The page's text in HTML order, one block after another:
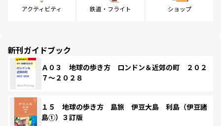
アクティビティ 鉄道・フライト ショップ
新刊ガイドブック
Ａ０３ 地球の歩き方 ロンドン＆近郊の町 ２０２
７～２０２８
１５ 地球の歩き方 島旅 伊豆大島 利島（伊豆諸
島①）３訂版